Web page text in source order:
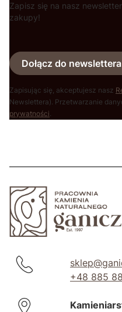
Zapisz się na nasz
zakupy!
Dołącz do newslettera
Zapisując się, akceptujesz nasz
Newslettera). Przetwarzanie
prywatności.
+48 885